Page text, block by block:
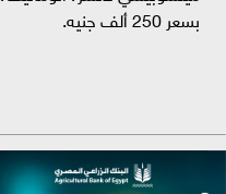
بسعر 250 ألف جنيه.